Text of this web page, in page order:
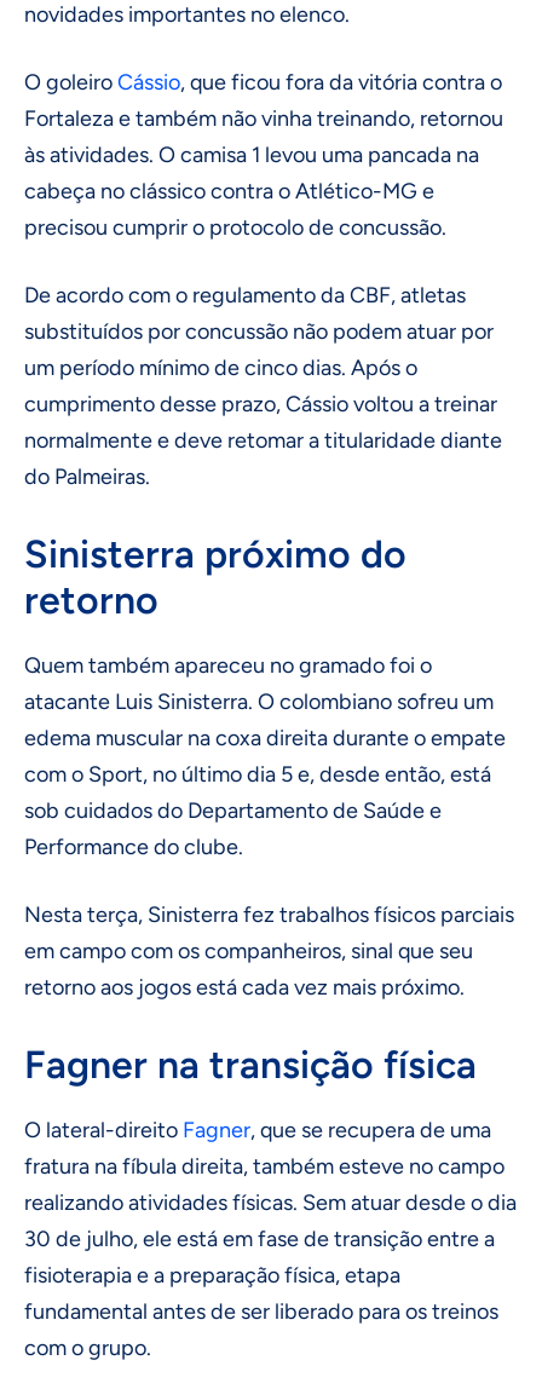
novidades importantes no elenco.
O goleiroCássio, que ficou fora da vitória contra o
Fortaleza e também não vinha treinando, retornou
às atividades. O camisa 1 levou uma pancada na
cabeça no clássico contra o Atlético-MG e
precisou cumprir o protocolo de concussão.
De acordo com o regulamento da CBF, atletas
substituídos por concussão não podem atuar por
um período mínimo de cinco dias. Após o
cumprimento desse prazo, Cássio voltou a treinar
normalmente e deve retomar a titularidade diante
do Palmeiras.
Sinisterra próximo do
retorno
Quem também apareceu no gramado foi o
atacante Luis Sinisterra. O colombiano sofreu um
edema muscular na coxa direita durante o empate
com o Sport, no último dia 5 e, desde então, está
sob cuidados do Departamento de Saúde e
Performance do clube.
Nesta terça, Sinisterra fez trabalhos físicos parciais
em campo com os companheiros, sinal que seu
retorno aos jogos está cada vez mais próximo.
Fagner na transição física
O lateral-direito Fagner, que se recupera de uma
fratura na fíbula direita, também esteve no campo
realizando atividades físicas. Sem atuar desde o dia
30 de julho, ele está em fase de transição entre a
fisioterapia e a preparação física, etapa
fundamental antes de ser liberado para os treinos
com o grupo.